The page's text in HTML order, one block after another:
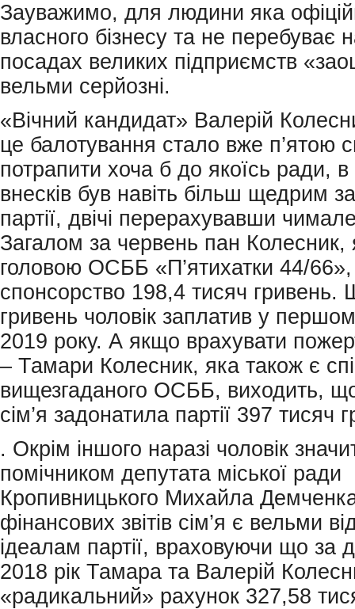
Зауважимо, для людини яка
власного бізнесу та не перебуває
посадах великих підприємств
вельми серйозні.
«Вічний кандидат» Валерій
це балотування стало вже п’ятою
потрапити хоча б до якоїсь ради, в
внесків був навіть більш щедрим
партії, двічі перерахувавши
Загалом за червень пан Колесник,
головою ОСББ «П’ятихатки 44/66»,
спонсорство 198,4 тисяч гривень.
гривень чоловік заплатив у
2019 року. А якщо врахувати
– Тамари Колесник, яка також є
вищезгаданого ОСББ, виходить,
сім’я задонатила партії 397 тисяч
. Окрім іншого наразі чоловік
помічником депутата міської ради
Кропивницького Михайла
фінансових звітів сім’я є вельми
ідеалам партії, враховуючи що за
2018 рік Тамара та Валерій
«радикальний» рахунок 327,58